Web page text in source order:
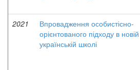
2021
Впровадження особистісно-
орієнтованого підходу в новій
українській школі